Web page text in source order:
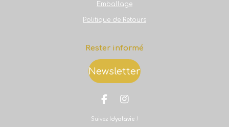
Emballage
Politique de Retours
Rester informé
Newsletter
F
c
I
s
Suivez Idyalavie !